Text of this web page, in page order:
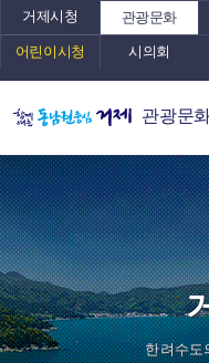
거제시청 관광문화
어린이시청 시의회
관광문
한려수도